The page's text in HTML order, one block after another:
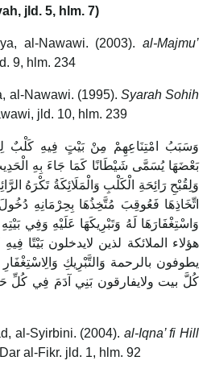
jld. 5, hlm. 7)
al-Nawawi. (2003). al-Majmu’
9, hlm. 234
al-Nawawi. (1995). Syarah Sohih
jld. 10, hlm. 239
وَسَبَبُ امْتِنَاعِهِمْ مِنْ بَيْتٍ فِيهِ كَلْبٌ
بَعْضَهَا يُسَمَّى شَيْطَانًا كَمَا جَاءَ بِهِ
وَلِقُبْحِ رَائِحَةِ الْكَلْبِ وَالْمَلَائِكَةُ تَكْرَهُ
اتِّخَاذِهَا فَعُوقِبَ مُتَّخِذُهَا بِحِرْمَانِهِ دُخُولَ
وَاسْتِغْفَارَهَا لَهُ وَتَبْرِيكَهَا عَلَيْهِ وَفِي
هؤلاء الملائكة لذين لايدخلون بَيْتًا
يطوفون بالرحمة وَالتَّبْرِيكِ
كُلَّ بيت ولايفارقون بَنِي آدَمَ فِي كُلِّ
al-Syirbini. (2004). al-Iqna’ fi Hill
al-Fikr. jld. 1, hlm. 92